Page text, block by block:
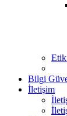
Bilgi
İletişim